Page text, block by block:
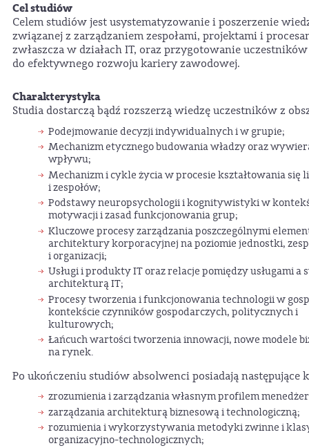
Cel studiów
Celem studiów jest usystematyzowanie i poszerzenie
związanej z zarządzaniem zespołami, projektami i
zwłaszcza w działach IT, oraz przygotowanie uczestników
do efektywnego rozwoju kariery zawodowej.
Charakterystyka
Studia dostarczą bądź rozszerzą wiedzę uczestników z
Podejmowanie decyzji indywidualnych i w grupie;
Mechanizm etycznego budowania władzy oraz
wpływu;
Mechanizm i cykle życia w procesie kształtowania się
i zespołów;
Podstawy neuropsychologii i kognitywistyki w
motywacji i zasad funkcjonowania grup;
Kluczowe procesy zarządzania poszczególnymi
architektury korporacyjnej na poziomie jednostki,
i organizacji;
Usługi i produkty IT oraz relacje pomiędzy usługami a
architekturą IT;
Procesy tworzenia i funkcjonowania technologii w
kontekście czynników gospodarczych, politycznych i
kulturowych;
Łańcuch wartości tworzenia innowacji, nowe modele
na rynek.
Po ukończeniu studiów absolwenci posiadają następujące
zrozumienia i zarządzania własnym profilem
zarządzania architekturą biznesową i technologiczną;
rozumienia i wykorzystywania metodyki zwinne i
organizacyjno-technologicznych;